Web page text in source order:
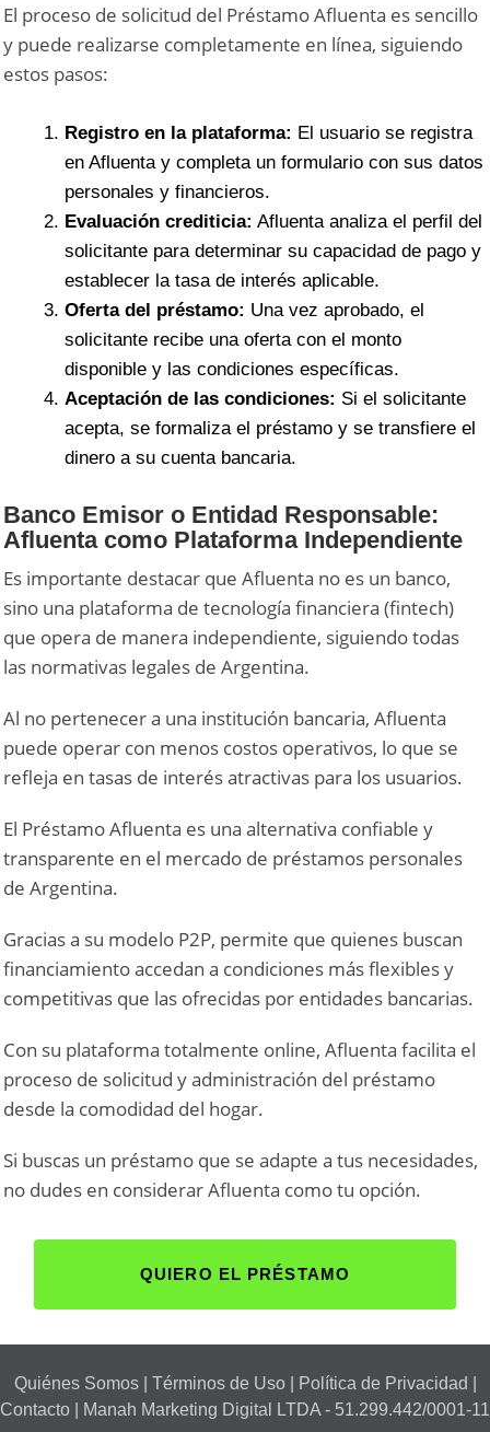
El proceso de solicitud del Préstamo Afluenta es sencillo
y puede realizarse completamente en línea, siguiendo
estos pasos:
Registro en la plataforma: El usuario se registra
en Afluenta y completa un formulario con sus datos
personales y financieros.
Evaluación crediticia: Afluenta analiza el perfil del
solicitante para determinar su capacidad de pago y
establecer la tasa de interés aplicable.
Oferta del préstamo: Una vez aprobado, el
solicitante recibe una oferta con el monto
disponible y las condiciones específicas.
Aceptación de las condiciones: Si el solicitante
acepta, se formaliza el préstamo y se transfiere el
dinero a su cuenta bancaria.
Banco Emisor o Entidad Responsable:
Afluenta como Plataforma Independiente
Es importante destacar que Afluenta no es un banco,
sino una plataforma de tecnología financiera (fintech)
que opera de manera independiente, siguiendo todas
las normativas legales de Argentina.
Al no pertenecer a una institución bancaria, Afluenta
puede operar con menos costos operativos, lo que se
refleja en tasas de interés atractivas para los usuarios.
El Préstamo Afluenta es una alternativa confiable y
transparente en el mercado de préstamos personales
de Argentina.
Gracias a su modelo P2P, permite que quienes buscan
financiamiento accedan a condiciones más flexibles y
competitivas que las ofrecidas por entidades bancarias.
Con su plataforma totalmente online, Afluenta facilita el
proceso de solicitud y administración del préstamo
desde la comodidad del hogar.
Si buscas un préstamo que se adapte a tus necesidades,
no dudes en considerar Afluenta como tu opción.
QUIERO EL PRÉSTAMO
Quiénes Somos| Términos de Uso| Política de Privacidad
Contacto | Manah Marketing Digital LTDA - 51.299.442/0001-11